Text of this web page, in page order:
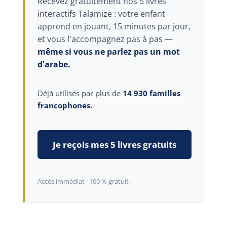
interactifs Talamize : votre enfant
apprend en jouant, 15 minutes par jour,
et vous l'accompagnez pas à pas —
même si vous ne parlez pas un mot
d'arabe.
Déjà utilisés par plus de 14 930 familles
francophones.
Je reçois mes 5 livres gratuits
Accès immédiat · 100 % gratuit ·